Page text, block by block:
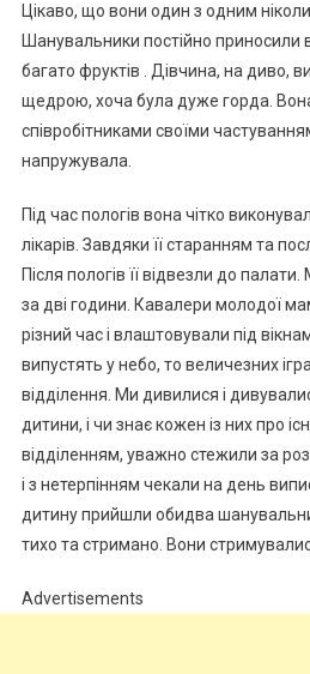
Цікаво, що вони один з одним
Шанувальники постійно приносили
багато фруктів . Дівчина, на диво,
щедрою, хоча була дуже горда.
співробітниками своїми
напружувала.
Під час пологів вона чітко
лікарів. Завдяки її старанням та
Після пологів її відвезли до
за дві години. Кавалери молодої
різний час і влаштовували під
випустять у небо, то величезних
відділення. Ми дивилися і
дитини, і чи знає кожен із них про
відділенням, уважно стежили за
і з нетерпінням чекали на день
дитину прийшли обидва
тихо та стримано. Вони
Advertisements